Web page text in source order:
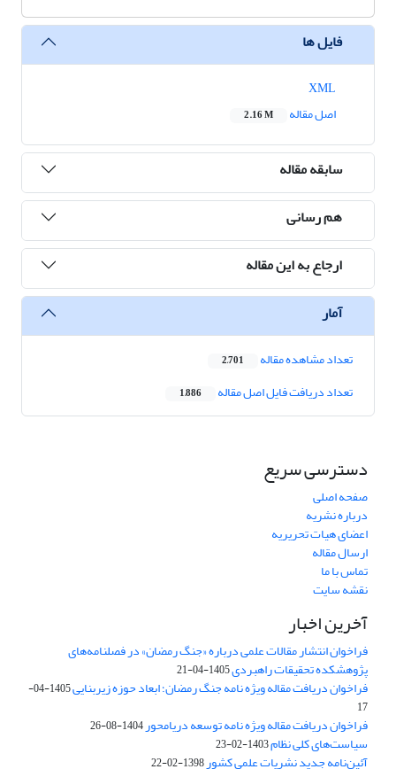
فایل ها
اصل مقاله
2.16 M
سابقه مقاله
هم رسانی
ارجاع به این مقاله
آمار
تعداد مشاهده مقاله 2,701
تعداد دریافت فایل اصل مقاله 1,886
دسترسی سریع
صفحه اصلی
درباره نشریه
اعضای هیات تحریریه
ارسال مقاله
تماس با ما
نقشه سایت
آخرین اخبار
فراخوان انتشار مقالات علمی درباره «جنگ رمضان» در فصلنامه‌های
پژوهشکده تحقیقات راهبردی1405-04-21
فراخوان دریافت مقاله ویژه نامه جنگ رمضان؛ ابعاد حوزه زیربنایی
1405-04-
17
فراخوان دریافت مقاله ویژه نامه توسعه دریامحور1404-08-26
سیاست‌های کلی نظام1403-02-23
آئین‌نامه جدید نشریات علمی کشور1398-02-22